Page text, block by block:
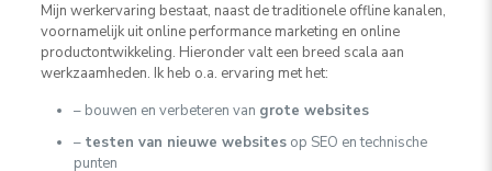
Mijn werkervaring bestaat, naast de traditionele offline kanalen,
voornamelijk uit online performance marketing en online
productontwikkeling. Hieronder valt een breed scala aan
werkzaamheden. Ik heb o.a. ervaring met het:
– bouwen en verbeteren van grote websites
– testen van nieuwe websitesop SEO en technische
punten